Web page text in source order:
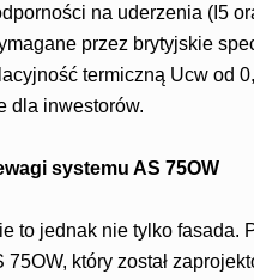
na uderzenia (I5
przez brytyjskie
termiczną Ucw od
dla inwestorów.
systemu AS 75OW
to jednak nie tylko fasada.
który został